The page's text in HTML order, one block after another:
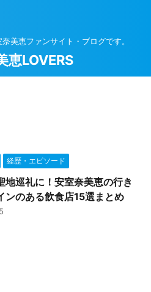
美恵ファンサイト・ブログです。
恵LOVERS
経歴・エピソード
地巡礼に！安室奈美恵の行き
ンのある飲食店15選まとめ